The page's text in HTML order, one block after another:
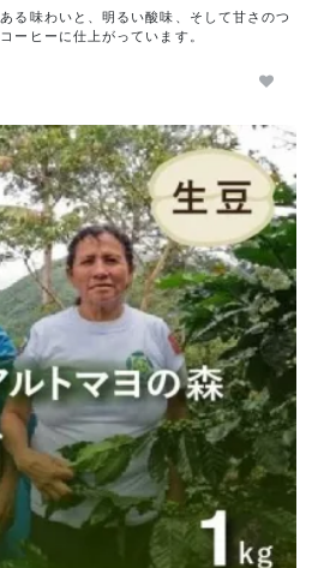
る味わいと、明るい酸味、そして甘さのつ
ーヒーに仕上がっています。